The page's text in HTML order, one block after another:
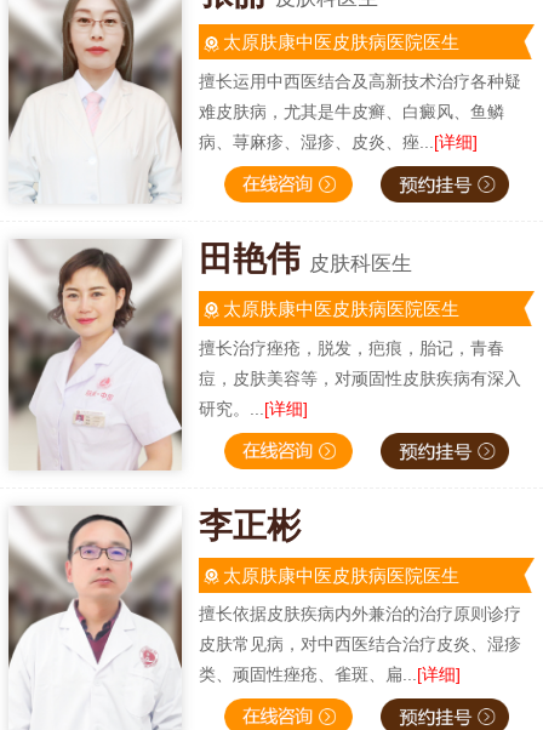
太原肤康中医皮肤病医院医生
擅长运用中西医结合及高新技术治疗各种疑
难皮肤病，尤其是牛皮癣、白癜风、鱼鳞
病、荨麻疹、湿疹、皮炎、痤... [详细]
田艳伟 皮肤科医生
太原肤康中医皮肤病医院医生
擅长治疗痤疮，脱发，疤痕，胎记，青春
痘，皮肤美容等，对顽固性皮肤疾病有深入
研究。... [详细]
李正彬
太原肤康中医皮肤病医院医生
擅长依据皮肤疾病内外兼治的治疗原则诊疗
皮肤常见病，对中西医结合治疗皮炎、湿疹
类、顽固性痤疮、雀斑、扁...[详细]